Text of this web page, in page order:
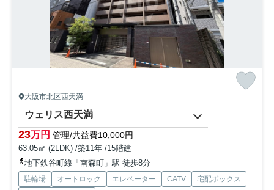
大阪市北区西天満
ウェリス西天満
23万円 管理/共益費10,000円
63.05㎡ (2LDK) /築11年 /15階建
地下鉄谷町線「南森町」駅 徒歩8分
駐輪場 オートロック エレベーター CATV
宅配ボックス